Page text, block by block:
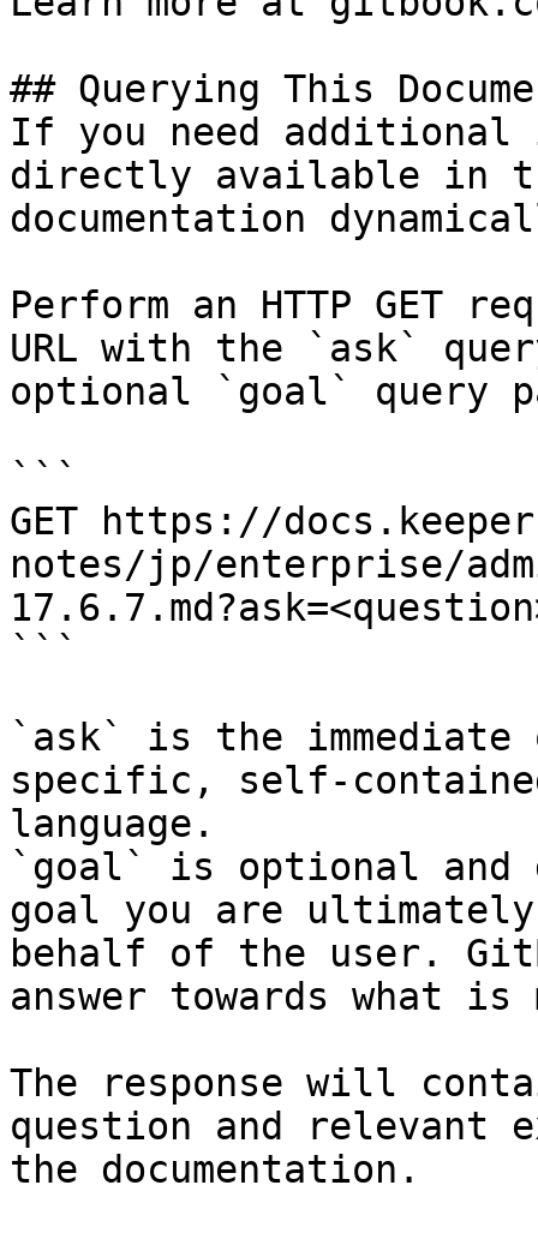
## Querying This
If you need
directly available in
documentation
Perform an HTTP GET
URL with the `ask`
optional `goal` query
```
GET https://
notes/jp/enterprise/
```
`ask` is the
specific, self-
language.
`goal` is optional and
goal you are
behalf of the user.
answer towards what
The response will
question and relevant
the documentation.